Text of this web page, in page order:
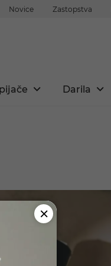
Novice Zastopstva
Darila